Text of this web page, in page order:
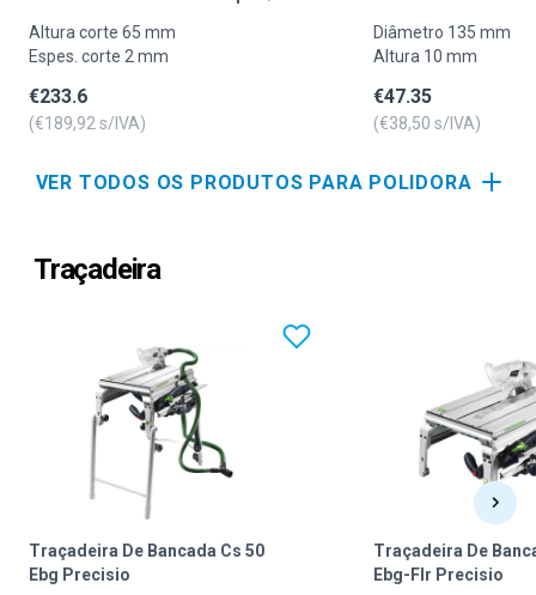
Altura corte 65 mm
Espes. corte 2 mm
€233.6
(€189,92 s/IVA)
Diâmetro 135 mm
Altura 10 mm
€47.35
(€38,50 s/IVA)
VER TODOS OS PRODUTOS PARA POLIDORA
Traçadeira
Traçadeira De Bancada Cs 50
Ebg Precisio
Traçadeira De
Ebg-Flr Precisio